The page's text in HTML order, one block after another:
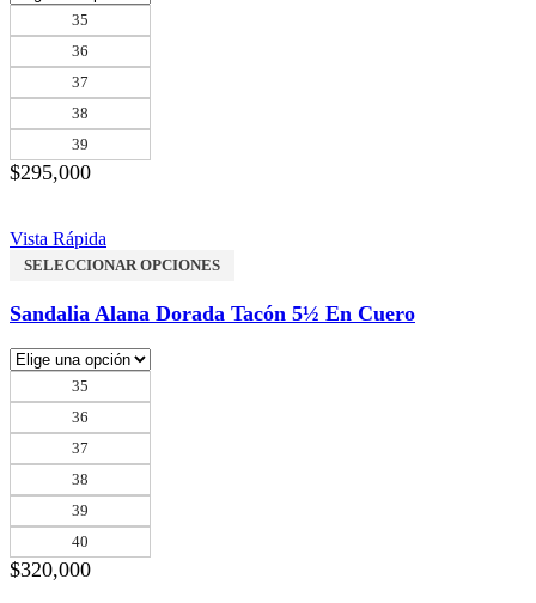
35
36
37
38
39
$295,000
Vista Rápida
SELECCIONAR OPCIONES
Sandalia Alana Dorada Tacón 5½ En Cuero
35
36
37
38
39
40
$320,000